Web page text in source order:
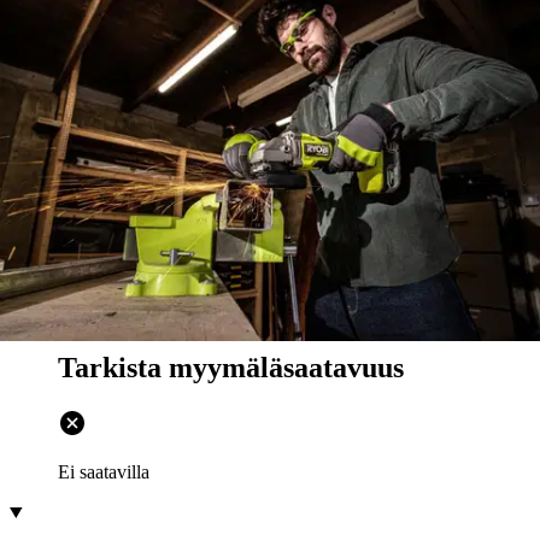
Nouto myymälästä
Ei saatavilla
Toimitus
Ei saatavilla
Ilmainen toimitus yli 100 €:n tilauksille
Postin pakettiautomaattiin tai
palvelupisteeseen!
Etu ei koske Suuri‑lisäpalvelulla toimitettavia tuotteita.
Tarkista myymäläsaatavuus
Ei saatavilla